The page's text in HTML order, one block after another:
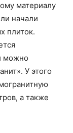
материалу
начали
плиток.
можно
У этого
а также